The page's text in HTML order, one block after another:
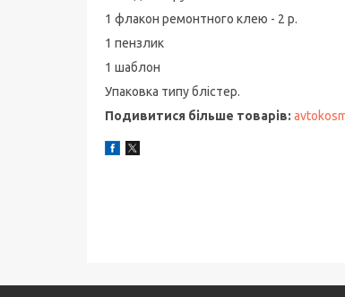
1 флакон ремонтного клею - 2 р.
1 пензлик
1 шаблон
Упаковка типу блістер.
Подивитися більше товарів: